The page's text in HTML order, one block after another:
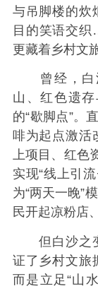
与吊脚楼的炊
目的笑语交
更藏着乡村文
曾经，白
山、红色遗
的“歇脚点”。
啡为起点激活
上项目、红色
实现“线上引
为“两天一晚”
民开起凉粉店
但白沙之变
证了乡村文旅
而是立足“山